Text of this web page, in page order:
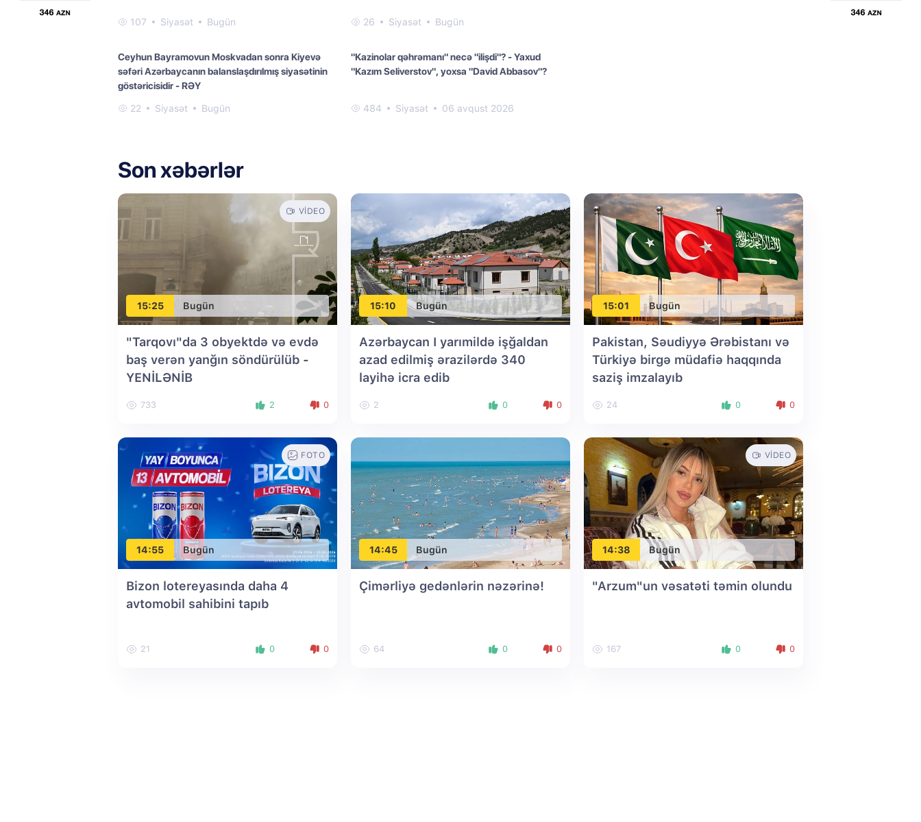
107 Siyasət Bugün 26 Siyasət Bugün
Ceyhun Bayramovun Moskvadan sonra Kiyevə
səfəri Azərbaycanın balanslaşdırılmış siyasətinin
göstəricisidir - RƏY
22 Siyasət Bugün
"Kazinolar qəhrəmanı" necə "ilişdi"? - Yaxud
"Kazım Seliverstov", yoxsa "David Abbasov"?
484 Siyasət 06 avqust 2026
Son xəbərlər
15:25 Bugün
VIDEO
"Tarqovı"da 3 obyektdə və evdə
baş verən yanğın söndürülüb -
YENİLƏNİB
733 2 0
15:10 Bugün
Azərbaycan I yarımildə işğaldan
azad edilmiş ərazilərdə 340
layihə icra edib
2 0 0
15:01 Bugün
Pakistan, Səudiyyə Ərəbistanı və
Türkiyə birgə müdafiə haqqında
saziş imzalayıb
24 0 0
14:55 Bugün
FOTO
Bizon lotereyasında daha 4
avtomobil sahibini tapıb
21 0 0
14:45 Bugün
Çimərliyə gedənlərin nəzərinə!
64 0 0
14:38 Bugün
VIDEO
"Arzum"un vəsatəti təmin olundu
167 0 0